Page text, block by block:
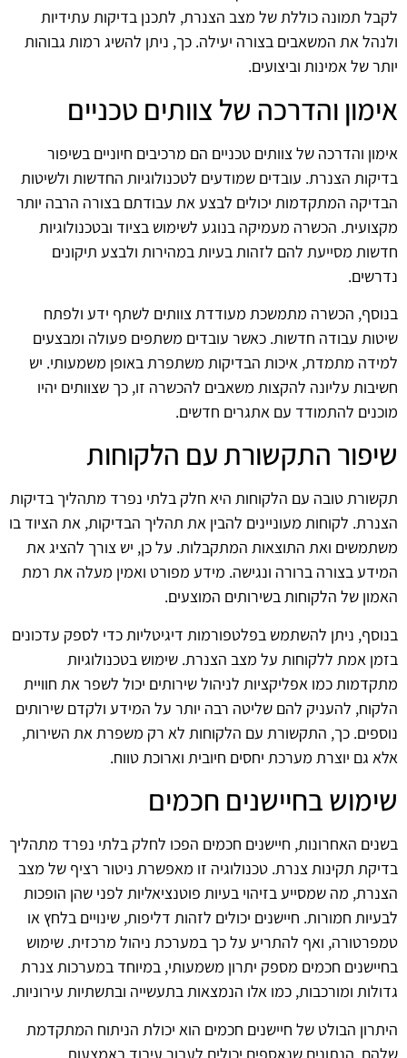
לקבל תמונה כוללת של מצב הצנרת, לתכנן בדיקות עתידיות
ולנהל את המשאבים בצורה יעילה. כך, ניתן להשיג רמות גבוהות
יותר של אמינות וביצועים.
אימון והדרכה של צוותים טכניים
אימון והדרכה של צוותים טכניים הם מרכיבים חיוניים בשיפור
בדיקות הצנרת. עובדים שמודעים לטכנולוגיות החדשות ולשיטות
הבדיקה המתקדמות יכולים לבצע את עבודתם בצורה הרבה יותר
מקצועית. הכשרה מעמיקה בנוגע לשימוש בציוד ובטכנולוגיות
חדשות מסייעת להם לזהות בעיות במהירות ולבצע תיקונים
נדרשים.
בנוסף, הכשרה מתמשכת מעודדת צוותים לשתף ידע ולפתח
שיטות עבודה חדשות. כאשר עובדים משתפים פעולה ומבצעים
למידה מתמדת, איכות הבדיקות משתפרת באופן משמעותי. יש
חשיבות עליונה להקצות משאבים להכשרה זו, כך שצוותים יהיו
מוכנים להתמודד עם אתגרים חדשים.
שיפור התקשורת עם הלקוחות
תקשורת טובה עם הלקוחות היא חלק בלתי נפרד מתהליך בדיקות
הצנרת. לקוחות מעוניינים להבין את תהליך הבדיקות, את הציוד בו
משתמשים ואת התוצאות המתקבלות. על כן, יש צורך להציג את
המידע בצורה ברורה ונגישה. מידע מפורט ואמין מעלה את רמת
האמון של הלקוחות בשירותים המוצעים.
בנוסף, ניתן להשתמש בפלטפורמות דיגיטליות כדי לספק עדכונים
בזמן אמת ללקוחות על מצב הצנרת. שימוש בטכנולוגיות
מתקדמות כמו אפליקציות לניהול שירותים יכול לשפר את חוויית
הלקוח, להעניק להם שליטה רבה יותר על המידע ולקדם שירותים
נוספים. כך, התקשורת עם הלקוחות לא רק משפרת את השירות,
אלא גם יוצרת מערכת יחסים חיובית וארוכת טווח.
שימוש בחיישנים חכמים
בשנים האחרונות, חיישנים חכמים הפכו לחלק בלתי נפרד מתהליך
בדיקת תקינות צנרת. טכנולוגיה זו מאפשרת ניטור רציף של מצב
הצנרת, מה שמסייע בזיהוי בעיות פוטנציאליות לפני שהן הופכות
לבעיות חמורות. חיישנים יכולים לזהות דליפות, שינויים בלחץ או
טמפרטורה, ואף להתריע על כך במערכת ניהול מרכזית. שימוש
בחיישנים חכמים מספק יתרון משמעותי, במיוחד במערכות צנרת
גדולות ומורכבות, כמו אלו הנמצאות בתעשייה ובתשתיות עירוניות.
היתרון הבולט של חיישנים חכמים הוא יכולת הניתוח המתקדמת
שלהם. הנתונים שנאספים יכולים לעבור עיבוד באמצעות